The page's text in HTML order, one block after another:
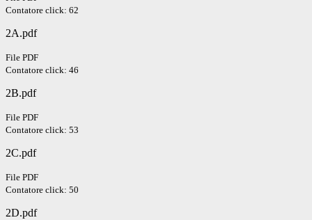
Contatore click: 62
2A.pdf
File PDF
Contatore click: 46
2B.pdf
File PDF
Contatore click: 53
2C.pdf
File PDF
Contatore click: 50
2D.pdf